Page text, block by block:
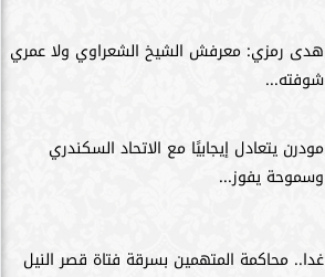
هدى رمزي: معرفش الشيخ الشعراوي ولا عمري
شوفته...
مودرن يتعادل إيجابيًا مع الاتحاد السكندري
وسموحة يفوز...
غدا.. محاكمة المتهمين بسرقة فتاة قصر النيل